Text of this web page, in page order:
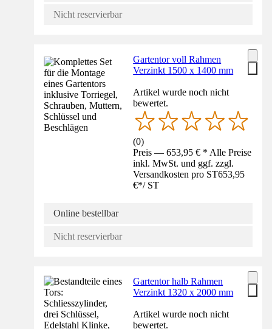
Nicht reservierbar
Gartentor voll Rahmen
Verzinkt 1500 x 1400 mm
Artikel wurde noch nicht
bewertet.
(0)
Preis — 653,95 € * Alle Preise
inkl. MwSt. und ggf. zzgl.
Versandkosten pro ST653,95
€*/ ST
Online bestellbar
Nicht reservierbar
Gartentor halb Rahmen
Verzinkt 1320 x 2000 mm
Artikel wurde noch nicht
bewertet.